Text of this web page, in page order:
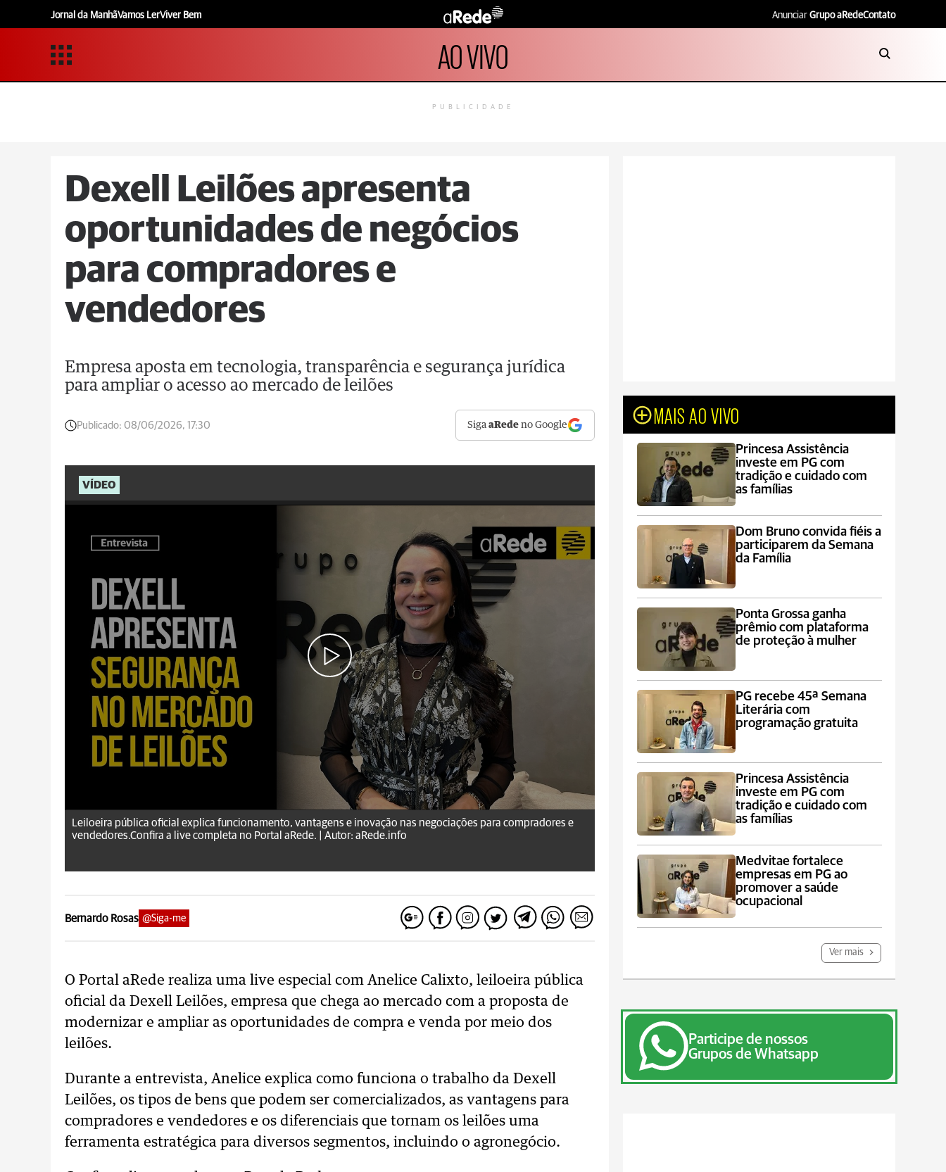
Jornal da ManhãVamos LerViver Bem Anunciar Grupo aRedeContato
AO VIVO
PUBLICIDADE
Dexell Leilões apresenta
oportunidades de negócios
para compradores e
vendedores
Empresa aposta em tecnologia, transparência e segurança jurídica
para ampliar o acesso ao mercado de leilões
Publicado: 08/06/2026, 17:30 SigaaRede no Google
VÍDEO
aRede.info
Leiloeira pública oficial explica funcionamento, vantagens e inovação nas negociações para compradores e
vendedores.Confira a live completa no Portal aRede. |
Autor: aRede.info
Bernardo Rosas @Siga-me
O Portal aRede realiza uma live especial com Anelice Calixto, leiloeira pública
oficial da Dexell Leilões, empresa que chega ao mercado com a proposta de
modernizar e ampliar as oportunidades de compra e venda por meio dos
leilões.
Durante a entrevista, Anelice explica como funciona o trabalho da Dexell
Leilões, os tipos de bens que podem ser comercializados, as vantagens para
compradores e vendedores e os diferenciais que tornam os leilões uma
ferramenta estratégica para diversos segmentos, incluindo o agronegócio.
MAIS AO VIVO
Princesa Assistência
investe em PG com
tradição e cuidado com
as famílias
Dom Bruno convida fiéis a
participarem da Semana
da Família
Ponta Grossa ganha
prêmio com plataforma
de proteção à mulher
PG recebe 45ª Semana
Literária com
programação gratuita
Princesa Assistência
investe em PG com
tradição e cuidado com
as famílias
Medvitae fortalece
empresas em PG ao
promover a saúde
ocupacional
Ver mais
Participe de nossos
Grupos de Whatsapp